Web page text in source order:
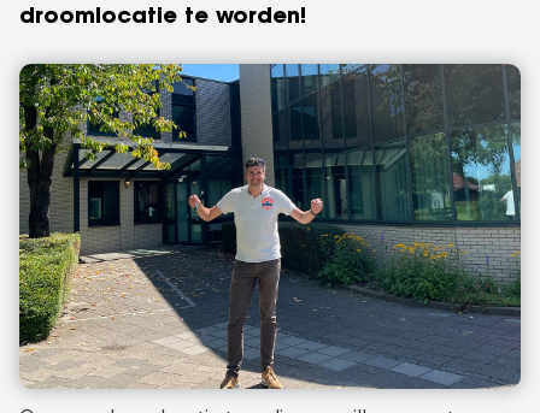
droomlocatie te worden!